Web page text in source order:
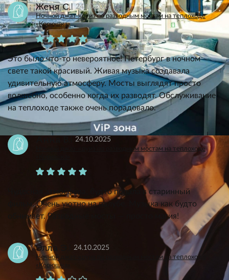
Женя С. 24.10.2025
Ночной джаз-круиз по разводным мостам на теплоходе
«Корюшка»
Это было что-то невероятное! Петербург в ночном
свете такой красивый. Живая музыка создавала
удивительную атмосферу. Мосты выглядят просто
волшебно, особенно когда их разводят. Обслуживание
на теплоходе также очень порадовало.
Анна В. 24.10.2025
Ночной джаз-круиз по разводным мостам на теплоходе
Чудесная атмосфера, будто попала в старинный
фильм. Очень уютно на палубе. Музыка как будто
обнимает. Разводные мосты — просто магия!
Элла Э. 24.10.2025
Ночной джаз-круиз по разводным мостам на теплоходе
«Корюшка»